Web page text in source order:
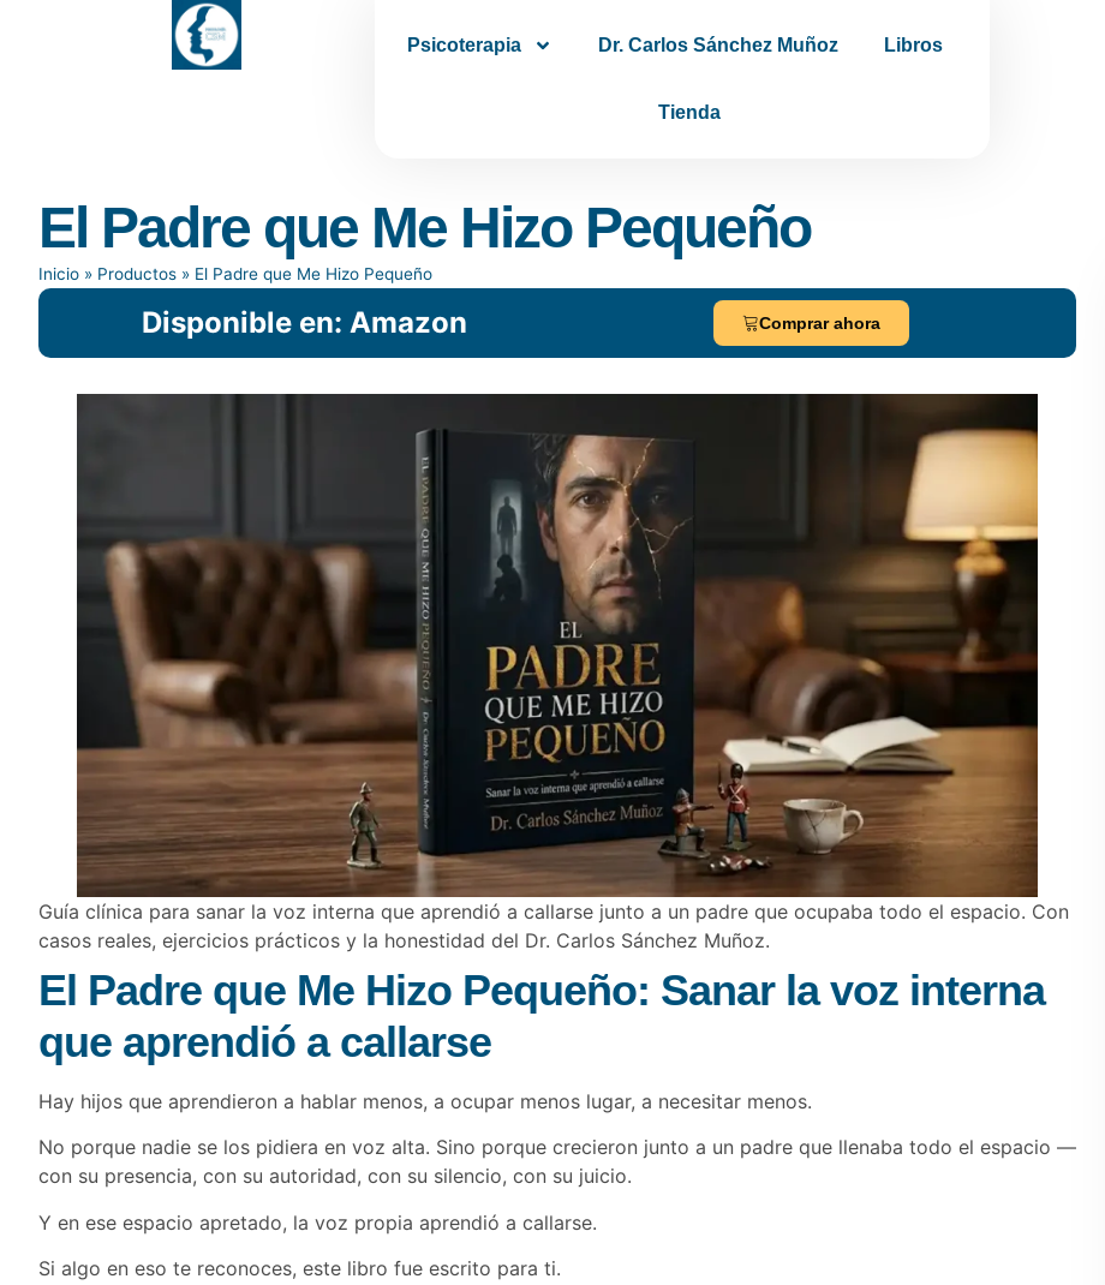
Psicoterapia Dr. Carlos Sánchez Muñoz Libros
Tienda
El Padre que Me Hizo Pequeño
Inicio » Productos » El Padre que Me Hizo Pequeño
Disponible en: Amazon Comprar ahora
Guía clínica para sanar la voz interna que aprendió a callarse junto a un padre que ocupaba todo el espacio. Con
casos reales, ejercicios prácticos y la honestidad del Dr. Carlos Sánchez Muñoz.
El Padre que Me Hizo Pequeño: Sanar la voz interna
que aprendió a callarse
Hay hijos que aprendieron a hablar menos, a ocupar menos lugar, a necesitar menos.
No porque nadie se los pidiera en voz alta. Sino porque crecieron junto a un padre que llenaba todo el espacio —
con su presencia, con su autoridad, con su silencio, con su juicio.
Y en ese espacio apretado, la voz propia aprendió a callarse.
Si algo en eso te reconoces, este libro fue escrito para ti.